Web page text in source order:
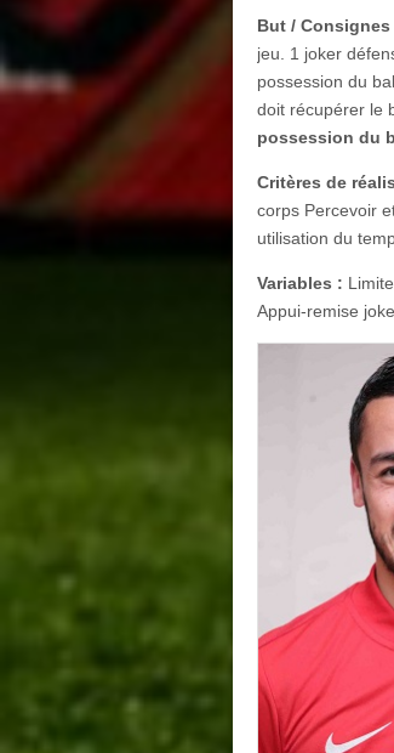
But / Consignes
jeu. 1 joker
possession du
doit récupérer le
possession du
Critères de
corps Percevoir
utilisation du
Variables :
Appui-remise